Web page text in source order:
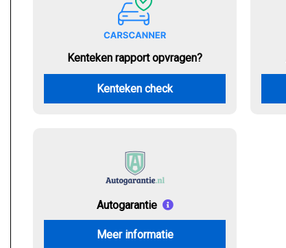
Kenteken rapport opvragen?
Kenteken check
Autogarantie
Meer informatie